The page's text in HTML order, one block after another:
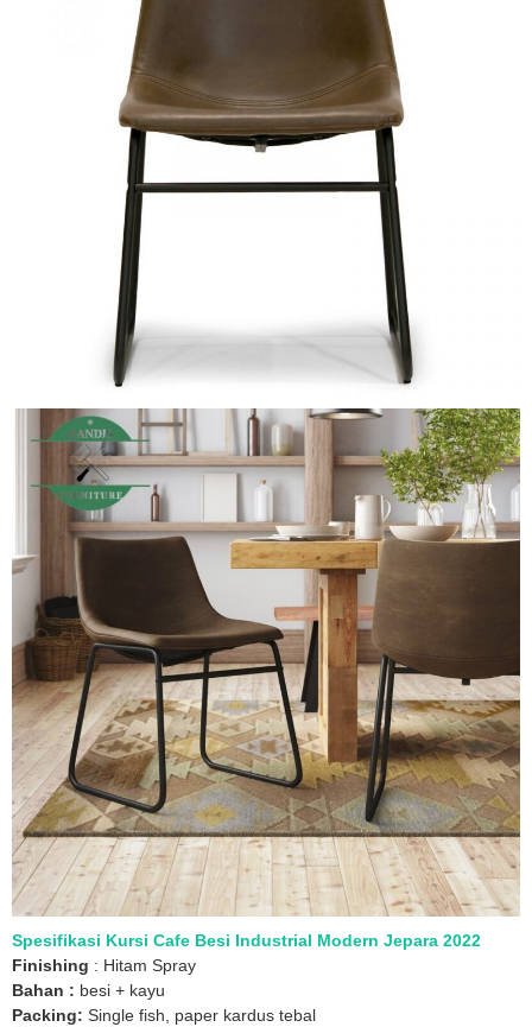
Spesifikasi Kursi Cafe Besi Industrial Modern Jepara 2022
Finishing : Hitam Spray
Bahan : besi + kayu
Packing: Single fish, paper kardus tebal